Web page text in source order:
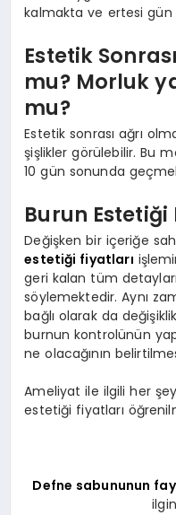
kalmakta ve ertesi gün
Estetik
mu? Morluk
mu?
Estetik sonrası ağrı
şişlikler görülebilir. Bu
10 gün sonunda
Burun Estetiği
Değişken bir içeriğe
estetiği fiyatları
geri kalan tüm
söylemektedir. Aynı
bağlı olarak da
burnun kontrolünün
ne olacağının
Ameliyat ile ilgili her
estetiği fiyatları
Defne sabununun